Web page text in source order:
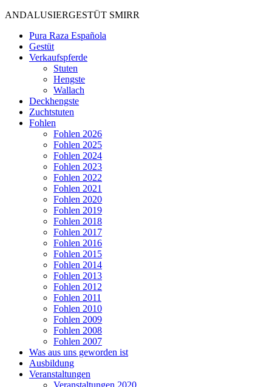
ANDALUSIERGESTÜT SMIRR
Pura Raza Española
Gestüt
Verkaufspferde
Stuten
Hengste
Wallach
Deckhengste
Zuchtstuten
Fohlen
Fohlen 2026
Fohlen 2025
Fohlen 2024
Fohlen 2023
Fohlen 2022
Fohlen 2021
Fohlen 2020
Fohlen 2019
Fohlen 2018
Fohlen 2017
Fohlen 2016
Fohlen 2015
Fohlen 2014
Fohlen 2013
Fohlen 2012
Fohlen 2011
Fohlen 2010
Fohlen 2009
Fohlen 2008
Fohlen 2007
Was aus uns geworden ist
Ausbildung
Veranstaltungen
Veranstaltungen 2020